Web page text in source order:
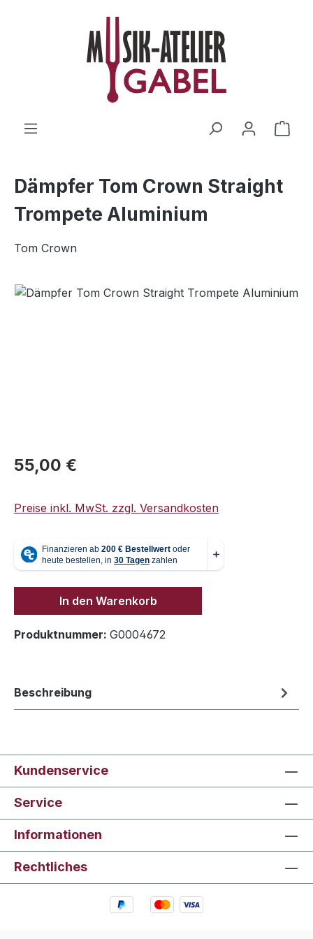
Zum Hauptinhalt springen
Dämpfer Tom Crown Straight
Trompete Aluminium
Tom Crown
Bildergalerie überspringen
Regulärer Preis:
55,00 €
Preise inkl. MwSt. zzgl. Versandkosten
In den Warenkorb
Produktnummer: G0004672
Beschreibung
Kundenservice
Service
Informationen
Rechtliches